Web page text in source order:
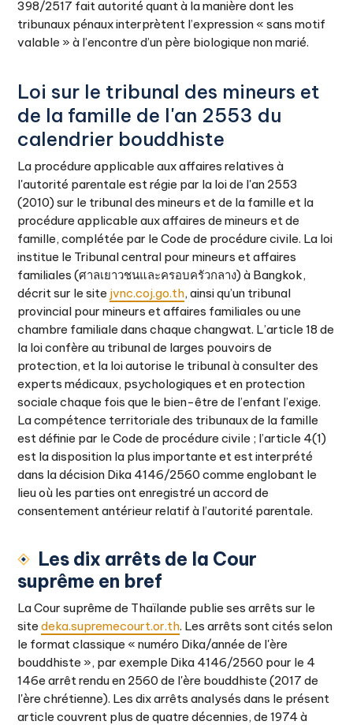
398/2517 fait autorité quant à la manière dont les
tribunaux pénaux interprètent l’expression « sans motif
valable » à l’encontre d’un père biologique non marié.
Loi sur le tribunal des mineurs et
de la famille de l'an 2553 du
calendrier bouddhiste
La procédure applicable aux affaires relatives à
l'autorité parentale est régie par la loi de l'an 2553
(2010) sur le tribunal des mineurs et de la famille et la
procédure applicable aux affaires de mineurs et de
famille, complétée par le Code de procédure civile. La loi
institue le Tribunal central pour mineurs et affaires
familiales (ศาลเยาวชนและครอบครัวกลาง) à Bangkok,
décrit sur le site jvnc.coj.go.th, ainsi qu’un tribunal
provincial pour mineurs et affaires familiales ou une
chambre familiale dans chaque changwat. L’article 18 de
la loi confère au tribunal de larges pouvoirs de
protection, et la loi autorise le tribunal à consulter des
experts médicaux, psychologiques et en protection
sociale chaque fois que le bien-être de l’enfant l’exige.
La compétence territoriale des tribunaux de la famille
est définie par le Code de procédure civile ; l’article 4(1)
est la disposition la plus importante et est interprété
dans la décision Dika 4146/2560 comme englobant le
lieu où les parties ont enregistré un accord de
consentement antérieur relatif à l’autorité parentale.
Les dix arrêts de la Cour
suprême en bref
La Cour suprême de Thaïlande publie ses arrêts sur le
sitedeka.supremecourt.or.th. Les arrêts sont cités selon
le format classique « numéro Dika/année de l'ère
bouddhiste », par exemple Dika 4146/2560 pour le 4
146e arrêt rendu en 2560 de l'ère bouddhiste (2017 de
l'ère chrétienne). Les dix arrêts analysés dans le présent
article couvrent plus de quatre décennies, de 1974 à